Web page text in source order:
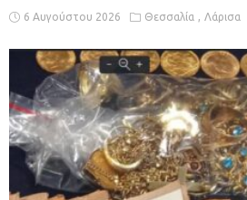
6 Αυγούστου 2026 Θεσσαλία Λάρισα